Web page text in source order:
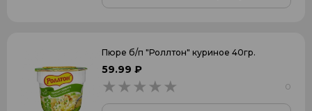
Пюре б/п "Роллтон" куриное 40гр.
59.99 ₽
0